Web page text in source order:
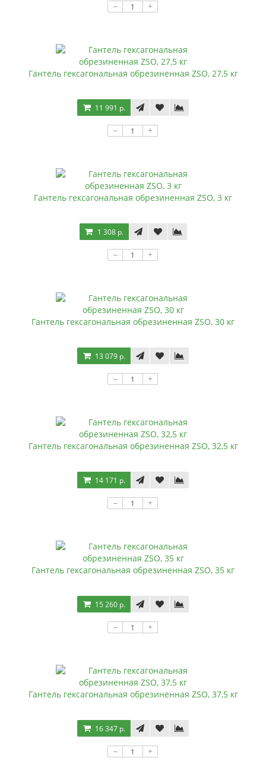
– +
Гантель гексагональная обрезиненная ZSO, 27,5 кг
11 991 р.
– +
Гантель гексагональная обрезиненная ZSO, 3 кг
1 308 р.
– +
Гантель гексагональная обрезиненная ZSO, 30 кг
13 079 р.
– +
Гантель гексагональная обрезиненная ZSO, 32,5 кг
14 171 р.
– +
Гантель гексагональная обрезиненная ZSO, 35 кг
15 260 р.
– +
Гантель гексагональная обрезиненная ZSO, 37,5 кг
16 347 р.
– +